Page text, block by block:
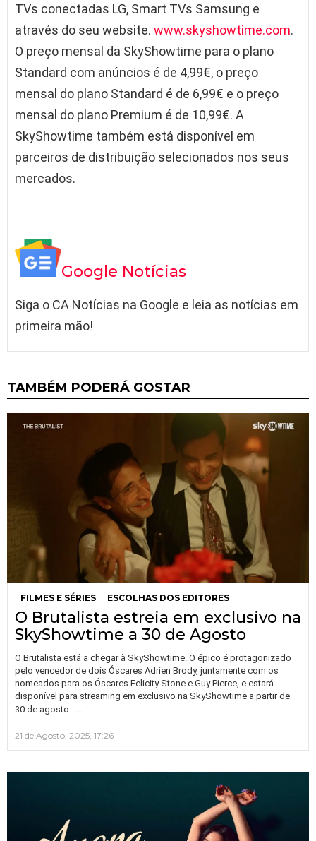
TVs conectadas LG, Smart TVs Samsung e
através do seu website. www.skyshowtime.com.
O preço mensal da SkyShowtime para o plano
Standard com anúncios é de 4,99€, o preço
mensal do plano Standard é de 6,99€ e o preço
mensal do plano Premium é de 10,99€. A
SkyShowtime também está disponível em
parceiros de distribuição selecionados nos seus
mercados.
Google Notícias
Siga o CA Notícias na Google e leia as notícias em
primeira mão!
TAMBÉM PODERÁ GOSTAR
FILMES E SÉRIES ESCOLHAS DOS EDITORES
O Brutalista estreia em exclusivo na
SkyShowtime a 30 de Agosto
O Brutalista está a chegar à SkyShowtime. O épico é protagonizado
pelo vencedor de dois Óscares Adrien Brody, juntamente com os
nomeados para os Óscares Felicity Stone e Guy Pierce, e estará
disponível para streaming em exclusivo na SkyShowtime a partir de
30 de agosto. …
21 de Agosto, 2025, 17:26